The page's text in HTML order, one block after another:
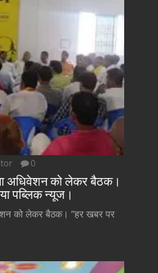
0
अधिवेशन को लेकर बैठक।
पब्लिक न्यूज।
को लेकर बैठक। “हर खबर पर